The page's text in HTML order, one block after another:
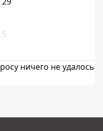
5
ничего не удалось